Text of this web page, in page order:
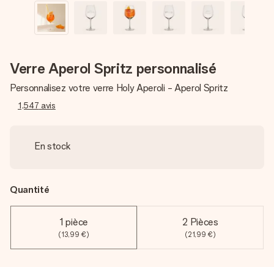
Verre Aperol Spritz personnalisé
Personnalisez votre verre Holy Aperoli - Aperol Spritz
1,547 avis
En stock
Quantité
1 pièce
(13,99 €)
2 Pièces
(21,99 €)